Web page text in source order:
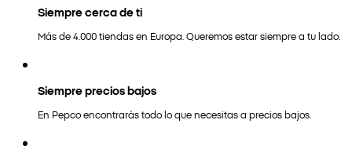
Siempre cerca de ti
Más de 4.000 tiendas en Europa. Queremos estar siempre a tu lado.
Siempre precios bajos
En Pepco encontrarás todo lo que necesitas a precios bajos.